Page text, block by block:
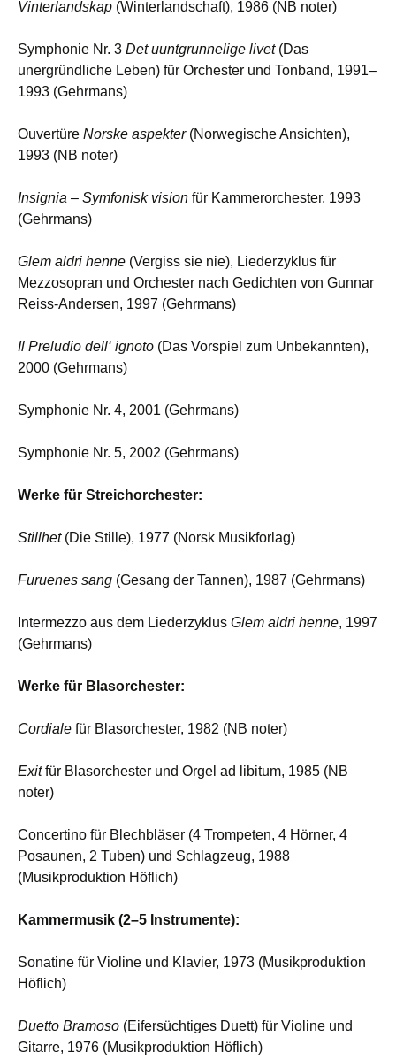
Vinterlandskap (Winterlandschaft), 1986 (NB noter)
Symphonie Nr. 3 Det uuntgrunnelige livet(Das
unergründliche Leben) für Orchester und Tonband, 1991–
1993 (Gehrmans)
Ouvertüre Norske aspekter(Norwegische Ansichten),
1993 (NB noter)
Insignia – Symfonisk vision für Kammerorchester, 1993
(Gehrmans)
Glem aldri henne (Vergiss sie nie), Liederzyklus für
Mezzosopran und Orchester nach Gedichten von Gunnar
Reiss-Andersen, 1997 (Gehrmans)
Il Preludio dell‘ ignoto (Das Vorspiel zum Unbekannten),
2000 (Gehrmans)
Symphonie Nr. 4, 2001 (Gehrmans)
Symphonie Nr. 5, 2002 (Gehrmans)
Werke für Streichorchester:
Stillhet (Die Stille), 1977 (Norsk Musikforlag)
Furuenes sang (Gesang der Tannen), 1987 (Gehrmans)
Intermezzo aus dem Liederzyklus Glem aldri henne, 1997
(Gehrmans)
Werke für Blasorchester:
Cordiale für Blasorchester, 1982 (NB noter)
Exitfür Blasorchester und Orgel ad libitum, 1985 (NB
noter)
Concertino für Blechbläser (4 Trompeten, 4 Hörner, 4
Posaunen, 2 Tuben) und Schlagzeug, 1988
(Musikproduktion Höflich)
Kammermusik (2–5 Instrumente):
Sonatine für Violine und Klavier, 1973 (Musikproduktion
Höflich)
Duetto Bramoso (Eifersüchtiges Duett) für Violine und
Gitarre, 1976 (Musikproduktion Höflich)